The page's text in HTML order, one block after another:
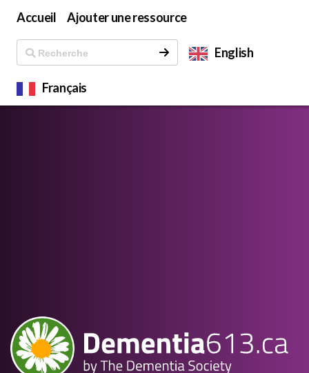
Accueil Ajouter une ressource
English
Français